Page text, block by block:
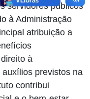
servidores públicos
à Administração
atribuição a
à
previstos na
contribui